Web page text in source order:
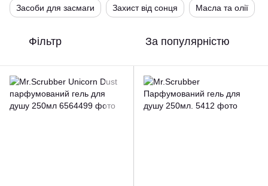
Засоби для засмаги Захист від сонця Масла та олії
Фільтр За популярністю